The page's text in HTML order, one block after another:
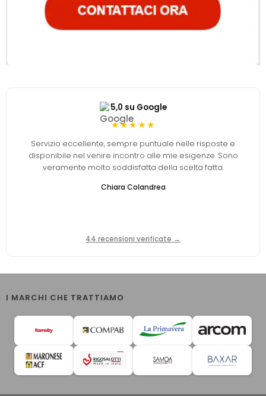
5,0 su Google
★★★★★
Servizio eccellente, sempre puntuale nelle risposte e
disponibile nel venire incontro alle mie esigenze. Sono
veramente molto soddisfatta della scelta fatta.
Chiara Colandrea
44 recensioni verificate →
I MARCHI CHE TRATTIAMO